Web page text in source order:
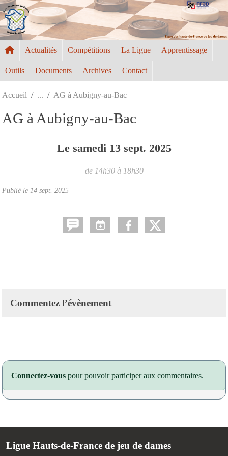
Actualités Compétitions La Ligue Apprentissage
Outils Documents Archives Contact
Accueil AG à Aubigny-au-Bac
AG à Aubigny-au-Bac
Le samedi 13 sept. 2025
de 14h30 à 18h30
Publié le 14 sept. 2025
Commentez l’évènement
Connectez-vous pour pouvoir participer aux commentaires.
Ligue Hauts-de-France de jeu de dames
Panneau de gestion des cookies